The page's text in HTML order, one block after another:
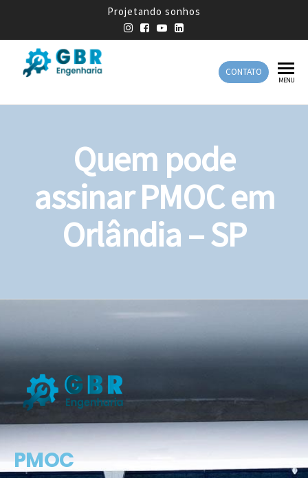
Projetando sonhos
Engenharia
Engenharia
CONTATO
MENU
Quem pode
assinar PMOC em
Orlândia – SP
PMOC